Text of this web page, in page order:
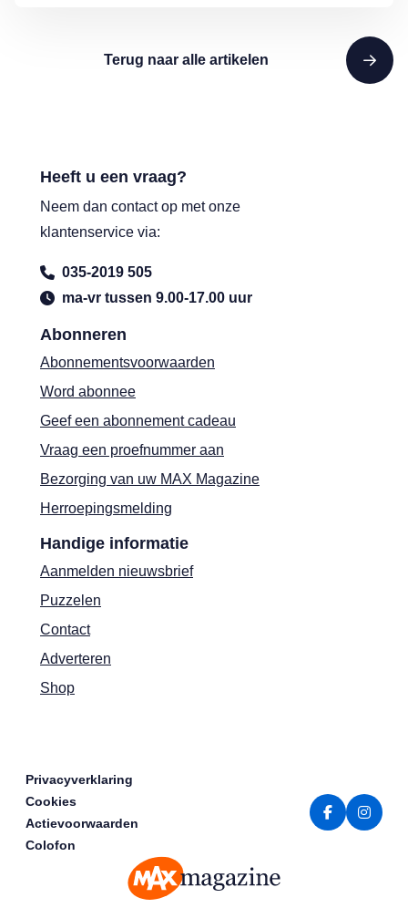
Terug naar alle artikelen
Abonneren
Abonnementsvoorwaarden
Word abonnee
Geef een abonnement cadeau
Vraag een proefnummer aan
Bezorging van uw MAX Magazine
Herroepingsmelding
Handige informatie
Aanmelden nieuwsbrief
Puzzelen
Contact
Adverteren
Shop
Heeft u een vraag?
Neem dan contact op met onze
klantenservice via:
035-2019 505
ma-vr tussen 9.00-17.00 uur
Privacyverklaring
Cookies
Actievoorwaarden
Colofon